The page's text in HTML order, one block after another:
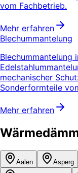
vom Fachbetrieb.
Mehr erfahren
Blechummantelung
Blechummantelung
mechanischer
Sonderformteile
Mehr erfahren
Aalen Asperg